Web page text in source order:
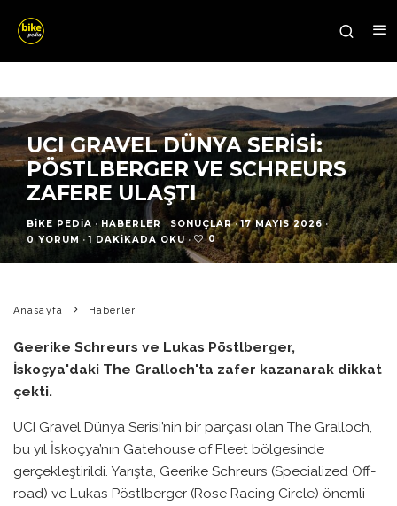
UCI GRAVEL DÜNYA SERISI:
PÖSTLBERGER VE SCHREURS
ZAFERE ULAŞTI
BIKE PEDIA · HABERLER SONUÇLAR · 17 MAYIS 2026 ·
0 YORUM · 1 DAKIKADA OKU · 0
Anasayfa Haberler
Geerike Schreurs ve Lukas Pöstlberger,
İskoçya'daki The Gralloch'ta zafer kazanarak dikkat
çekti.
UCI Gravel Dünya Serisi’nin bir parçası olan The Gralloch,
bu yıl İskoçya’nın Gatehouse of Fleet bölgesinde
gerçekleştirildi. Yarışta, Geerike Schreurs (Specialized Off-
road) ve Lukas Pöstlberger (Rose Racing Circle) önemli